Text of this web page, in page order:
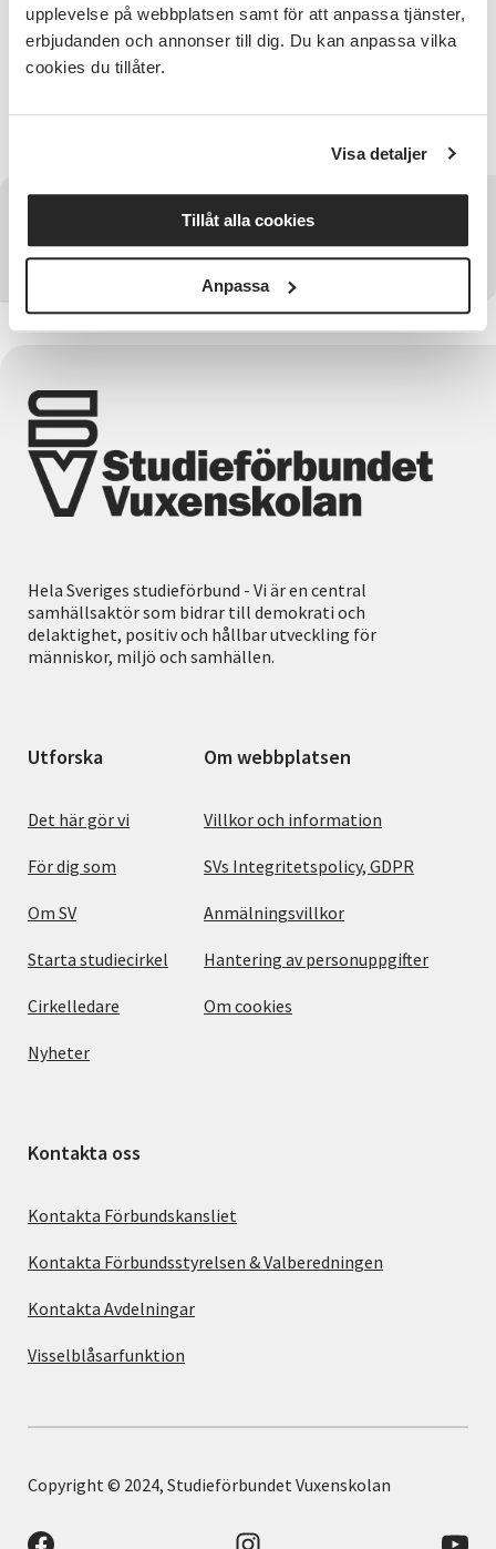
upplevelse på webbplatsen samt för att anpassa tjänster,
erbjudanden och annonser till dig. Du kan anpassa vilka
cookies du tillåter.
Visa detaljer
Tillåt alla cookies
Anpassa
Bra att veta
Kaffe, bulle och kaka finns att köpa på plats.
Nya Sörmlandsgårdens Vänner i samarbete med
Har du några frågor?
Kontakta SV Sörmland
Hela Sveriges studieförbund - Vi är en central
samhällsaktör som bidrar till demokrati och
delaktighet, positiv och hållbar utveckling för
människor, miljö och samhällen.
Utforska
Det här gör vi
För dig som
Om SV
Starta studiecirkel
Cirkelledare
Nyheter
Om webbplatsen
Villkor och information
SVs Integritetspolicy, GDPR
Anmälningsvillkor
Hantering av personuppgifter
Om cookies
Kontakta oss
Kontakta Förbundskansliet
Kontakta Förbundsstyrelsen & Valberedningen
Kontakta Avdelningar
Visselblåsarfunktion
Copyright © 2024, Studieförbundet Vuxenskolan